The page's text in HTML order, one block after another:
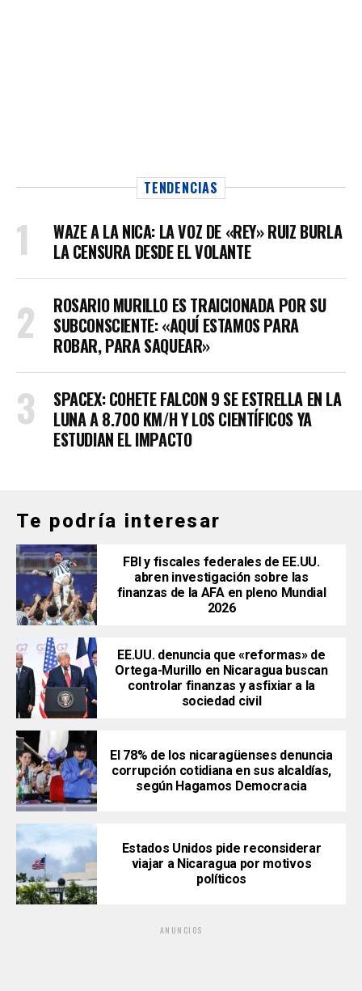
TENDENCIAS
WAZE A LA NICA: LA VOZ DE «REY» RUIZ BURLA
LA CENSURA DESDE EL VOLANTE
ROSARIO MURILLO ES TRAICIONADA POR SU
SUBCONSCIENTE: «AQUÍ ESTAMOS PARA
ROBAR, PARA SAQUEAR»
SPACEX: COHETE FALCON 9 SE ESTRELLA EN LA
LUNA A 8.700 KM/H Y LOS CIENTÍFICOS YA
ESTUDIAN EL IMPACTO
Te podría interesar
FBI y fiscales federales de EE.UU.
abren investigación sobre las
finanzas de la AFA en pleno Mundial
2026
EE.UU. denuncia que «reformas» de
Ortega-Murillo en Nicaragua buscan
controlar finanzas y asfixiar a la
sociedad civil
El 78% de los nicaragüenses denuncia
corrupción cotidiana en sus alcaldías,
según Hagamos Democracia
Estados Unidos pide reconsiderar
viajar a Nicaragua por motivos
políticos
ANUNCIOS